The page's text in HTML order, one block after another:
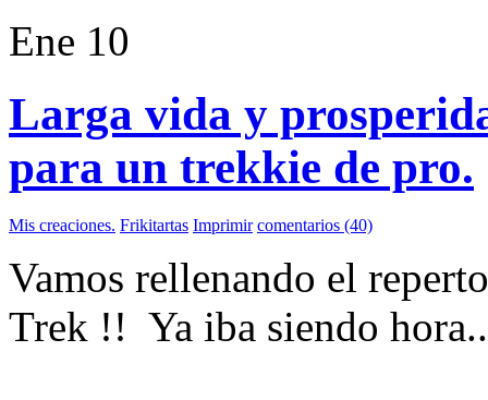
Ene 10
Larga vida y
para un trekkie de pro.
Mis creaciones. Frikitartas Imprimir comentarios (40)
Vamos rellenando el
Trek !! Ya iba siendo